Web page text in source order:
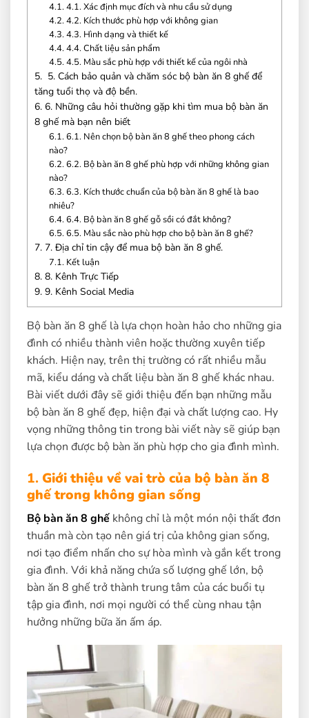
4.1. 4.1. Xác định mục đích và nhu cầu sử dụng
4.2. 4.2. Kích thước phù hợp với không gian
4.3. 4.3. Hình dạng và thiết kế
4.4. 4.4. Chất liệu sản phẩm
4.5. 4.5. Màu sắc phù hợp với thiết kế của ngôi nhà
5. 5. Cách bảo quản và chăm sóc bộ bàn ăn 8 ghế để
tăng tuổi thọ và độ bền.
6. 6. Những câu hỏi thường gặp khi tìm mua bộ bàn ăn
8 ghế mà bạn nên biết
6.1. 6.1. Nên chọn bộ bàn ăn 8 ghế theo phong cách
nào?
6.2. 6.2. Bộ bàn ăn 8 ghế phù hợp với những không gian
nào?
6.3. 6.3. Kích thước chuẩn của bộ bàn ăn 8 ghế là bao
nhiêu?
6.4. 6.4. Bộ bàn ăn 8 ghế gỗ sồi có đắt không?
6.5. 6.5. Màu sắc nào phù hợp cho bộ bàn ăn 8 ghế?
7. 7. Địa chỉ tin cậy để mua bộ bàn ăn 8 ghế.
7.1. Kết luận
8. 8. Kênh Trực Tiếp
9. 9. Kênh Social Media
Bộ bàn ăn 8 ghế là lựa chọn hoàn hảo cho những gia
đình có nhiều thành viên hoặc thường xuyên tiếp
khách. Hiện nay, trên thị trường có rất nhiều mẫu
mã, kiểu dáng và chất liệu bàn ăn 8 ghế khác nhau.
Bài viết dưới đây sẽ giới thiệu đến bạn những mẫu
bộ bàn ăn 8 ghế đẹp, hiện đại và chất lượng cao. Hy
vọng những thông tin trong bài viết này sẽ giúp bạn
lựa chọn được bộ bàn ăn phù hợp cho gia đình mình.
1.Giới thiệu về vai trò của bộ bàn ăn 8
ghế trong không gian sống
Bộ bàn ăn 8 ghế không chỉ là một món nội thất đơn
thuần mà còn tạo nên giá trị của không gian sống,
nơi tạo điểm nhấn cho sự hòa mình và gắn kết trong
gia đình. Với khả năng chứa số lượng ghế lớn, bộ
bàn ăn 8 ghế trở thành trung tâm của các buổi tụ
tập gia đình, nơi mọi người có thể cùng nhau tận
hưởng những bữa ăn ấm áp.